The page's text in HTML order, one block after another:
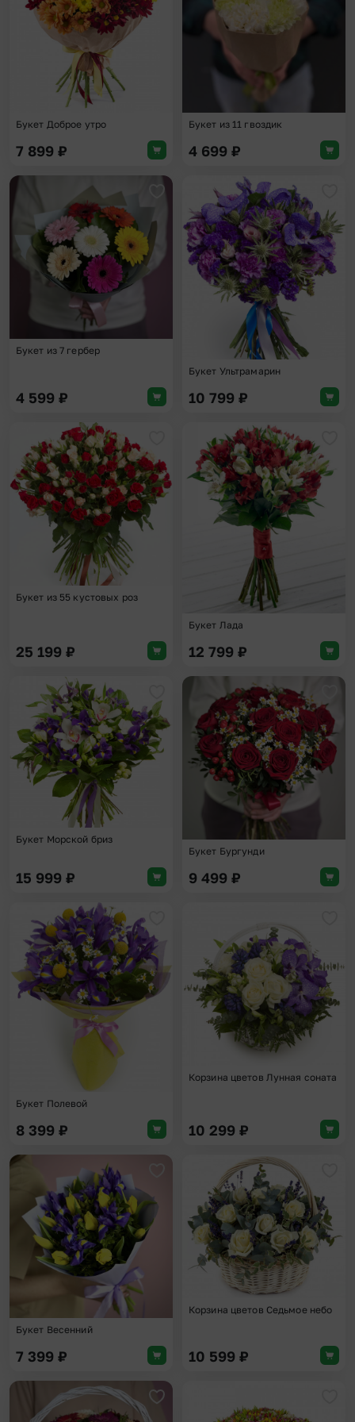
Букет Доброе утро
7 899 ₽
Букет из 11 гвоздик
4 699 ₽
Добавить в избранное
Букет из 7 гербер
4 599 ₽
Букет Ультрамарин
10 799 ₽
Добавить в избранное
Букет из 55 кустовых роз
25 199 ₽
Букет Лада
12 799 ₽
Добавить в избранное
Букет Морской бриз
15 999 ₽
Букет Бургунди
9 499 ₽
Добавить в избранное
Букет Полевой
8 399 ₽
Корзина цветов Лунная соната
10 299 ₽
Добавить в избранное
Букет Весенний
7 399 ₽
Корзина цветов Седьмое небо
10 599 ₽
Добавить в избранное